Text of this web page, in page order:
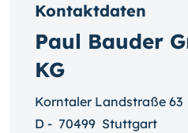
Kontaktdaten
Paul Bauder
KG
Korntaler Landstraße 63
D - 70499 Stuttgart